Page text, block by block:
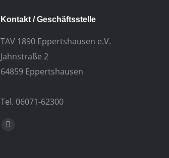
Kontakt / Geschäftsstelle
TAV 1890 Eppertshausen e.V.
Jahnstraße 2
64859 Eppertshausen
Tel. 06071-62300
Finden Sie uns auf:
E-